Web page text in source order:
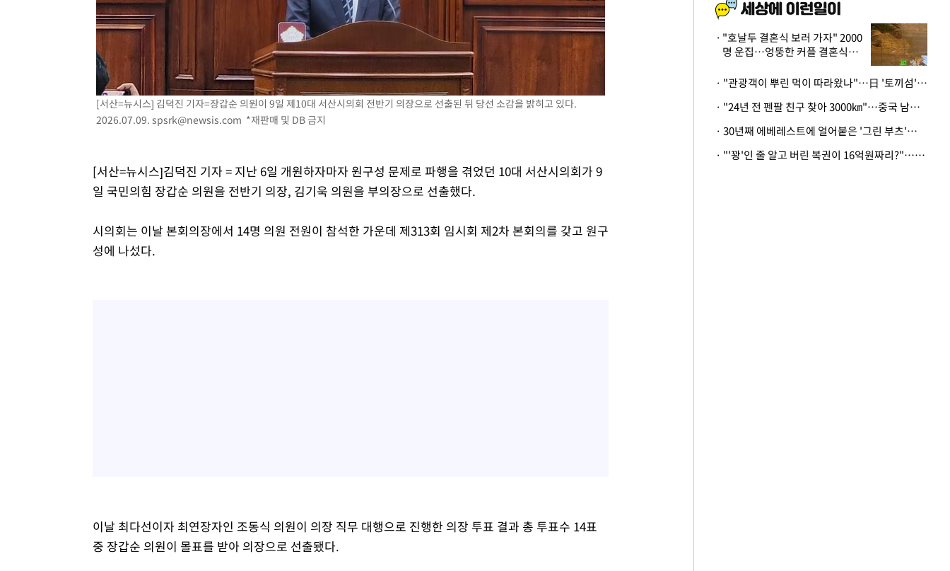
태풍 돌핀, 중 저장성 타이저우시 해안에 상륙 (1보)
AT마드리드 데뷔 앞둔 이강인, 맨시티전 선발 대신 '벤치 시작'
[속보]與 강원·TK 당원투표 합산 김민석 48.54%로 승리…정청래
與 강원·TK 당원투표 합산 김민석 46.01%로 승리…정청래
[속보]與전대 권리당원투표…강원·경북 김민석, 대구 정청래 승리
[속보]與 당대표 경선, 경북 권리당원 투표 김민석 47.37%·정청래
[속보]與 당대표 경선, 대구 권리당원 투표 정청래 47.82%·김민석
"일본축구협회, 대한축구협회 성 접대 의혹 심판 조사"
[속보]장은수, KLPGA 제주삼다수 역전 우승…데뷔 10년 차에 첫 정
손흥민, 68분 뛰고 2경기 침묵…LAFC, 톨루카에 1-0 승리(종합)
'2경기 연속 침묵' 손흥민, 톨루카전 68분만 뛰고 슈팅 0개
[서산=뉴시스] 김덕진 기자=장갑순 의원이 9일 제10대 서산시의회 전반기 의장으로 선출된 뒤 당선 소감을 밝히고 있다.
2026.07.09. spsrk@newsis.com *재판매 및 DB 금지
[서산=뉴시스]김덕진 기자 = 지난 6일 개원하자마자 원구성 문제로 파행을 겪었던 10대 서산시의회가 9
일 국민의힘 장갑순 의원을 전반기 의장, 김기욱 의원을 부의장으로 선출했다.
시의회는 이날 본회의장에서 14명 의원 전원이 참석한 가운데 제313회 임시회 제2차 본회의를 갖고 원구
성에 나섰다.
이날 최다선이자 최연장자인 조동식 의원이 의장 직무 대행으로 진행한 의장 투표 결과 총 투표수 14표
중 장갑순 의원이 몰표를 받아 의장으로 선출됐다.
"호날두 결혼식 보러 가자" 2000
명 운집…엉뚱한 커플 결혼식에
· "관광객이 뿌린 먹이 따라왔나"…日 '토끼섬' 멧돼지, 토끼까지 사냥
· "24년 전 펜팔 친구 찾아 3000㎞"…중국 남성 사연에 '뭉클'
· 30년째 에베레스트에 얼어붙은 '그린 부츠'…드디어 가족 품으로
· "'꽝'인 줄 알고 버린 복권이 16억원짜리?"…극적으로 되찾은 사연